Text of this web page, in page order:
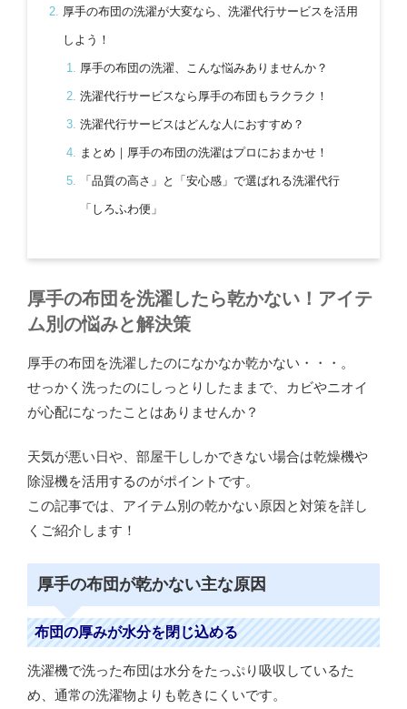
厚手の布団の洗濯が大変なら、洗濯代行サービスを活用
しよう！
厚手の布団の洗濯、こんな悩みありませんか？
洗濯代行サービスなら厚手の布団もラクラク！
洗濯代行サービスはどんな人におすすめ？
まとめ｜厚手の布団の洗濯はプロにおまかせ！
「品質の高さ」と「安心感」で選ばれる洗濯代行
「しろふわ便」
厚手の布団を洗濯したら乾かない！アイテ
ム別の悩みと解決策
厚手の布団を洗濯したのになかなか乾かない・・・。
せっかく洗ったのにしっとりしたままで、カビやニオイ
が心配になったことはありませんか？
天気が悪い日や、部屋干ししかできない場合は乾燥機や
除湿機を活用するのがポイントです。
この記事では、アイテム別の乾かない原因と対策を詳し
くご紹介します！
厚手の布団が乾かない主な原因
布団の厚みが水分を閉じ込める
洗濯機で洗った布団は水分をたっぷり吸収しているた
め、通常の洗濯物よりも乾きにくいです。